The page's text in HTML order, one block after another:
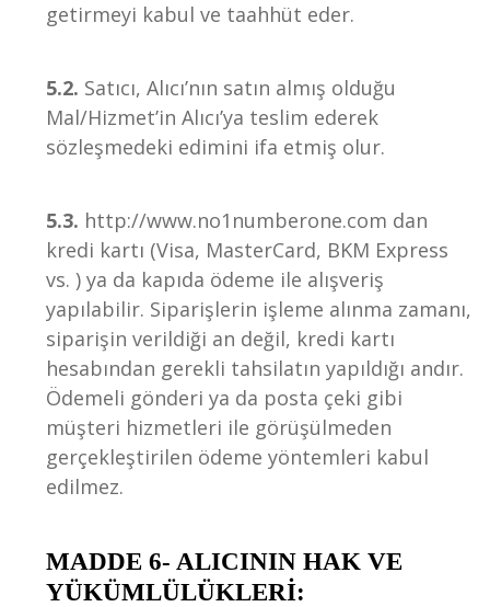
getirmeyi kabul ve taahhüt eder.
5.2. Satıcı, Alıcı’nın satın almış olduğu
Mal/Hizmet’in Alıcı’ya teslim ederek
sözleşmedeki edimini ifa etmiş olur.
5.3. http://www.no1numberone.com dan
kredi kartı (Visa, MasterCard, BKM Express
vs. ) ya da kapıda ödeme ile alışveriş
yapılabilir. Siparişlerin işleme alınma zamanı,
siparişin verildiği an değil, kredi kartı
hesabından gerekli tahsilatın yapıldığı andır.
Ödemeli gönderi ya da posta çeki gibi
müşteri hizmetleri ile görüşülmeden
gerçekleştirilen ödeme yöntemleri kabul
edilmez.
MADDE 6- ALICININ HAK VE
YÜKÜMLÜLÜKLERİ: